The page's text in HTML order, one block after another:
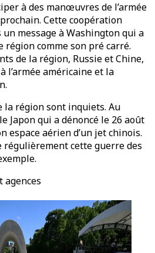
à des manœuvres de l’armée
Cette coopération
message à Washington qui a
comme son pré carré.
de la région, Russie et Chine,
l’armée américaine et la
la région sont inquiets. Au
Japon qui a dénoncé le 26 août
espace aérien d’un jet chinois.
régulièrement cette guerre des
agences